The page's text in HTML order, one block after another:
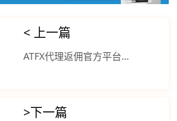
< 上一篇
ATFX代理返佣官方平台：标普500指数和纳斯达克指数连续第二天创出历史新高
>下一篇